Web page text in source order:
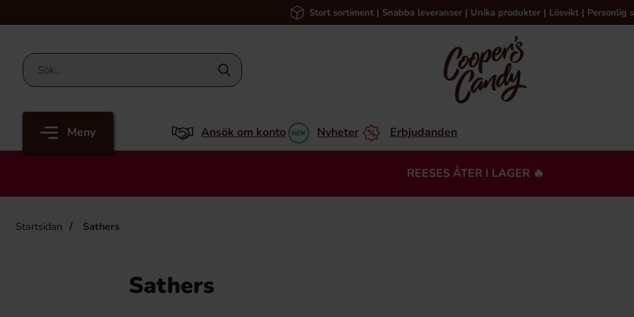
Stort sortiment | Snabba leveranser | Unika produkter | Lösvikt | Personlig
Meny Ansök om konto Nyheter Erbjudanden
REESES ÅTER I LAGER 🔥
Startsidan Sathers
Sathers